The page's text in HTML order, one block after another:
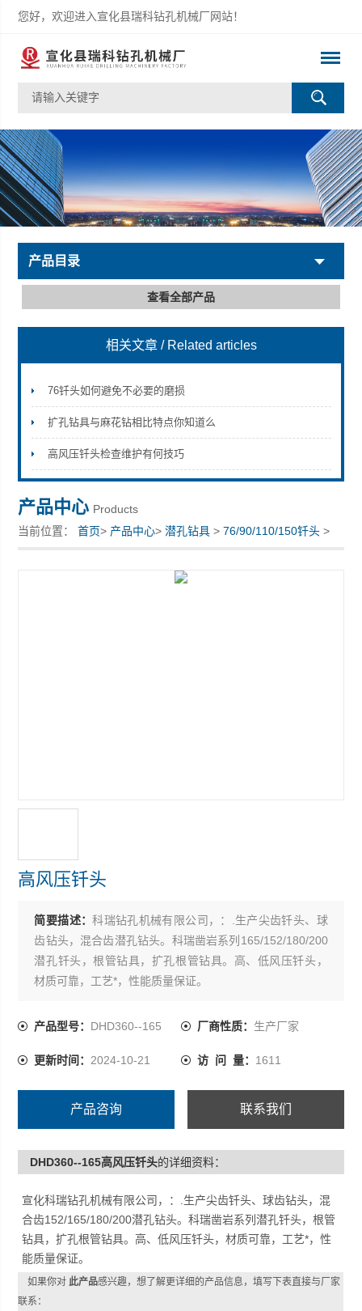
您好，欢迎进入宣化县瑞科钻孔机械厂网站！
宣化县瑞科钻孔机械厂
产品目录
查看全部产品
相关文章 / Related articles
76钎头如何避免不必要的磨损
扩孔钻具与麻花钻相比特点你知道么
高风压钎头检查维护有何技巧
产品中心 Products
当前位置：首页> 产品中心>潜孔钻具 >76/90/110/150钎头 >
高风压钎头
高风压钎头
简要描述：科瑞钻孔机械有限公司，：.生产尖齿钎头、球
齿钻头，混合齿潜孔钻头。科瑞凿岩系列165/152/180/200
潜孔钎头，根管钻具，扩孔根管钻具。高、低风压钎头，
材质可靠，工艺*，性能质量保证。
产品型号： DHD360--165 厂商性质： 生产厂家
更新时间： 2024-10-21 访 问 量： 1611
产品咨询 联系我们
DHD360--165高风压钎头的详细资料：
宣化科瑞钻孔机械有限公司，：.生产尖齿钎头、球齿钻头，混
合齿152/165/180/200潜孔钻头。科瑞凿岩系列潜孔钎头，根管
钻具，扩孔根管钻具。高、低风压钎头，材质可靠，工艺*，性
能质量保证。
如果你对此产品感兴趣，想了解更详细的产品信息，填写下表直接与厂家
联系：